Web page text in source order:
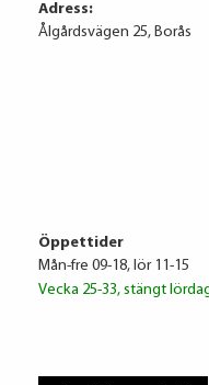
i tid
teckna
Adress:
Ålgårdsvägen 25, Borås
Öppettider
Mån-fre 09-18, lör 11-15
Vecka 25-33, stängt